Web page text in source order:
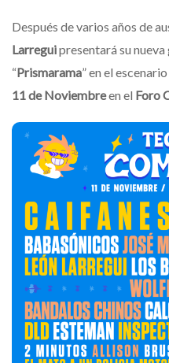
Después de varios años de
Larreguipresentará su
“Prismarama” en el
11 de Noviembreen el Foro